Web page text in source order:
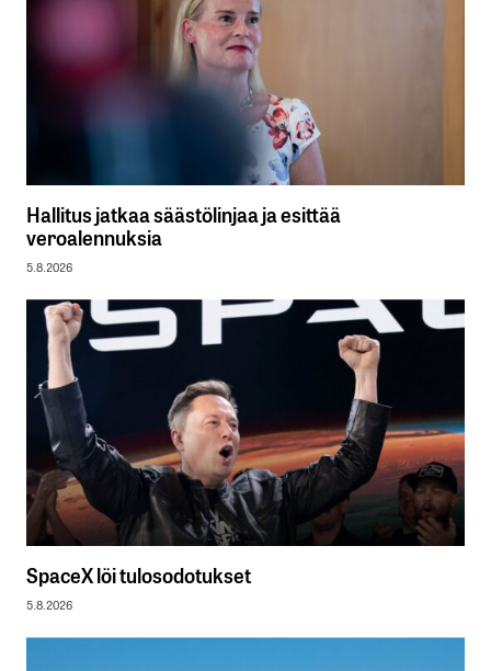
Hallitus jatkaa säästölinjaa ja esittää
veroalennuksia
5.8.2026
SpaceX löi tulosodotukset
5.8.2026